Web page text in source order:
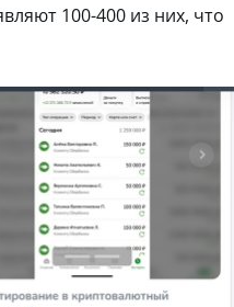
100-400 из них, что